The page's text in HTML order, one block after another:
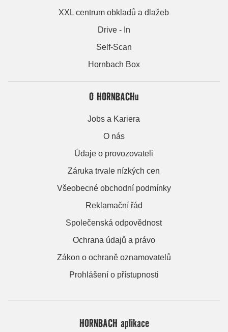
XXL centrum obkladů a dlažeb
Drive - In
Self-Scan
Hornbach Box
O HORNBACHu
Jobs a Kariera
O nás
Údaje o provozovateli
Záruka trvale nízkých cen
Všeobecné obchodní podmínky
Reklamační řád
Společenská odpovědnost
Ochrana údajů a právo
Zákon o ochraně oznamovatelů
Prohlášení o přístupnosti
HORNBACH aplikace